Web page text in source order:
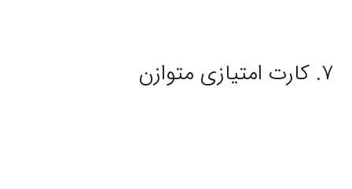
۷. کارت امتیازی متوازن